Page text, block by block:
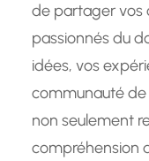
de partager vos
passionnés du
idées, vos
communauté
non seulement
compréhension